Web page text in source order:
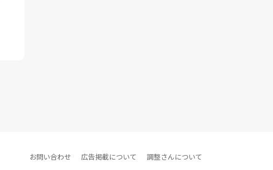
お問い合わせ 広告掲載について 調整さんについて